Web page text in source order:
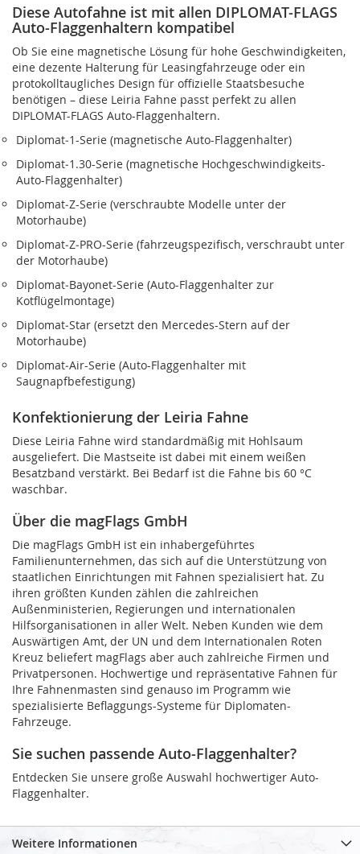
Diese Autofahne ist mit allen DIPLOMAT-FLAGS
Auto-Flaggenhaltern kompatibel
Ob Sie eine magnetische Lösung für hohe Geschwindigkeiten,
eine dezente Halterung für Leasingfahrzeuge oder ein
protokolltaugliches Design für offizielle Staatsbesuche
benötigen – diese Leiria Fahne passt perfekt zu allen
DIPLOMAT-FLAGS Auto-Flaggenhaltern.
Diplomat‑1-Serie (magnetische Auto-Flaggenhalter)
Diplomat‑1.30-Serie (magnetische Hochgeschwindigkeits-
Auto-Flaggenhalter)
Diplomat‑Z-Serie (verschraubte Modelle unter der
Motorhaube)
Diplomat‑Z‑PRO-Serie (fahrzeugspezifisch, verschraubt unter
der Motorhaube)
Diplomat‑Bayonet-Serie (Auto-Flaggenhalter zur
Kotflügelmontage)
Diplomat‑Star (ersetzt den Mercedes-Stern auf der
Motorhaube)
Diplomat‑Air-Serie (Auto-Flaggenhalter mit
Saugnapfbefestigung)
Konfektionierung der Leiria Fahne
Diese Leiria Fahne wird standardmäßig mit Hohlsaum
ausgeliefert. Die Mastseite ist dabei mit einem weißen
Besatzband verstärkt. Bei Bedarf ist die Fahne bis 60 °C
waschbar.
Über die magFlags GmbH
Die magFlags GmbH ist ein inhabergeführtes
Familienunternehmen, das sich auf die Unterstützung von
staatlichen Einrichtungen mit Fahnen spezialisiert hat. Zu
ihren größten Kunden zählen die zahlreichen
Außenministerien, Regierungen und internationalen
Hilfsorganisationen in aller Welt. Neben Kunden wie dem
Auswärtigen Amt, der UN und dem Internationalen Roten
Kreuz beliefert magFlags aber auch zahlreiche Firmen und
Privatpersonen. Hochwertige und repräsentative Fahnen für
Ihre Fahnenmasten sind genauso im Programm wie
spezialisierte Beflaggungs-Systeme für Diplomaten-
Fahrzeuge.
Sie suchen passende Auto-Flaggenhalter?
Entdecken Sie unsere große Auswahl hochwertiger Auto-
Flaggenhalter.
Weitere Informationen